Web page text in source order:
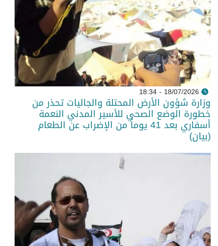
18/07/2026 - 18:34
وزارة شؤون الأرض المحتلة والجاليات تحذر من
خطورة الوضع الصحي للأسير المدني النعمة
أسفاري بعد 41 يوماً من الإضراب عن الطعام
(بيان)